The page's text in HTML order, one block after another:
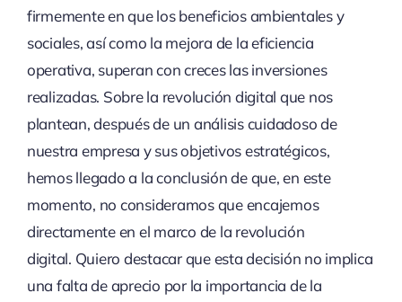
firmemente en que los beneficios ambientales y
sociales, así como la mejora de la eficiencia
operativa, superan con creces las inversiones
realizadas. Sobre la revolución digital que nos
plantean, después de un análisis cuidadoso de
nuestra empresa y sus objetivos estratégicos,
hemos llegado a la conclusión de que, en este
momento, no consideramos que encajemos
directamente en el marco de la revolución
digital. Quiero destacar que esta decisión no implica
una falta de aprecio por la importancia de la